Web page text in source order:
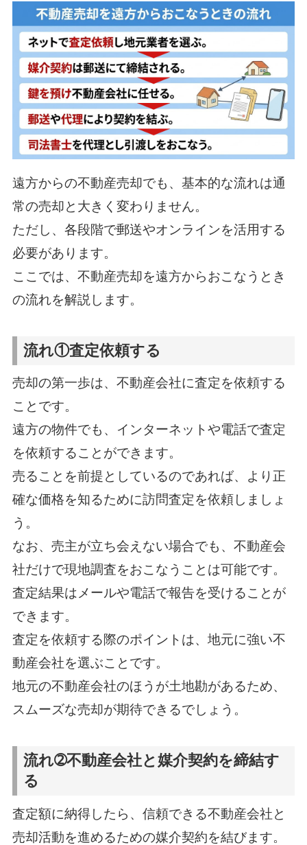
遠方からの不動産売却でも、基本的な流れは通
常の売却と大きく変わりません。
ただし、各段階で郵送やオンラインを活用する
必要があります。
ここでは、不動産売却を遠方からおこなうとき
の流れを解説します。
流れ①査定依頼する
売却の第一歩は、不動産会社に査定を依頼する
ことです。
遠方の物件でも、インターネットや電話で査定
を依頼することができます。
売ることを前提としているのであれば、より正
確な価格を知るために訪問査定を依頼しましょ
う。
なお、売主が立ち会えない場合でも、不動産会
社だけで現地調査をおこなうことは可能です。
査定結果はメールや電話で報告を受けることが
できます。
査定を依頼する際のポイントは、地元に強い不
動産会社を選ぶことです。
地元の不動産会社のほうが土地勘があるため、
スムーズな売却が期待できるでしょう。
流れ➁不動産会社と媒介契約を締結す
る
査定額に納得したら、信頼できる不動産会社と
売却活動を進めるための媒介契約を結びます。